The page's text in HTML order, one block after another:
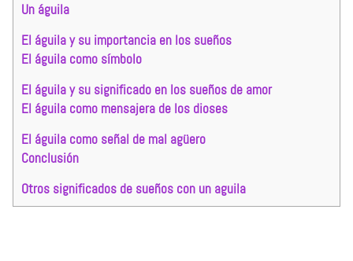
Un águila
El águila y su importancia en los sueños
El águila como símbolo
El águila y su significado en los sueños de amor
El águila como mensajera de los dioses
El águila como señal de mal agüero
Conclusión
Otros significados de sueños con un aguila